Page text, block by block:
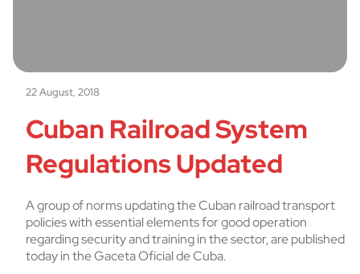
22 August, 2018
Cuban Railroad System
Regulations Updated
A group of norms updating the Cuban railroad transport
policies with essential elements for good operation
regarding security and training in the sector, are published
today in the Gaceta Oficial de Cuba.